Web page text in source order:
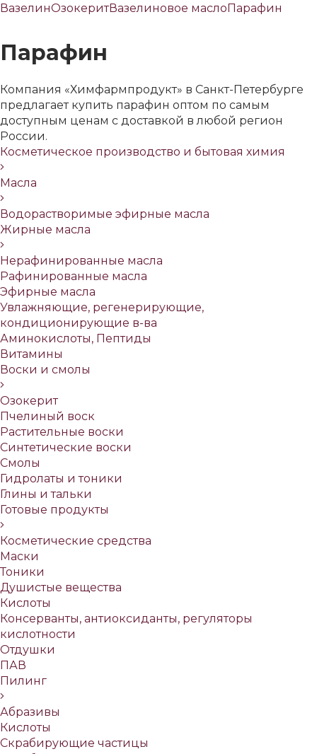
ВазелинОзокеритВазелиновое маслоПарафин
Парафин
Компания «Химфармпродукт» в Санкт-Петербурге
предлагает купить парафин оптом по самым
доступным ценам с доставкой в любой регион
России.
Косметическое производство и бытовая химия
Масла
Водорастворимые эфирные масла
Жирные масла
Нерафинированные масла
Рафинированные масла
Эфирные масла
Увлажняющие, регенерирующие,
кондиционирующие в-ва
Аминокислоты, Пептиды
Витамины
Воски и смолы
Озокерит
Пчелиный воск
Растительные воски
Синтетические воски
Смолы
Гидролаты и тоники
Глины и тальки
Готовые продукты
Косметические средства
Маски
Тоники
Душистые вещества
Кислоты
Консерванты, антиоксиданты, регуляторы
кислотности
Отдушки
ПАВ
Пилинг
Абразивы
Кислоты
Скрабирующие частицы